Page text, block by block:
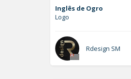
Inglês de Ogro
Logo
Rdesign SM